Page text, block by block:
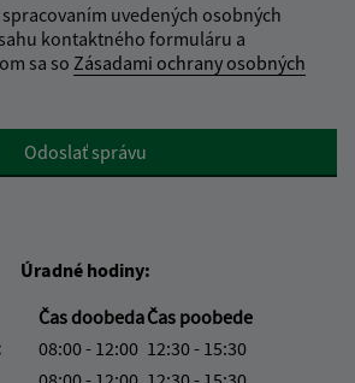
uvedených osobných
kontaktného formuláru a
sa so Zásadami ochrany osobných
Odoslať správu
Úradné hodiny:
Čas doobedaČas poobede
08:00 - 12:00 12:30 - 15:30